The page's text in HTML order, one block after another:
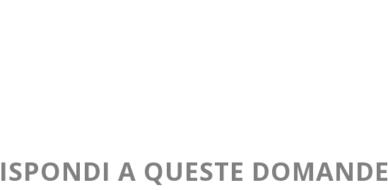
A QUESTE DOMANDE